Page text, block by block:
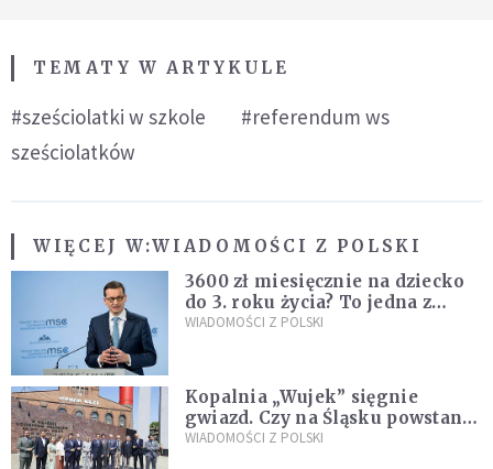
TEMATY W ARTYKULE
#sześciolatki w szkole
#referendum ws
sześciolatków
WIĘCEJ W:WIADOMOŚCI Z POLSKI
3600 zł miesięcznie na dziecko
do 3. roku życia? To jedna z
propozycji programu "Rozwój
WIADOMOŚCI Z POLSKI
Kopalnia „Wujek” sięgnie
gwiazd. Czy na Śląsku powstanie
„Dolina Krzemowa”?
WIADOMOŚCI Z POLSKI